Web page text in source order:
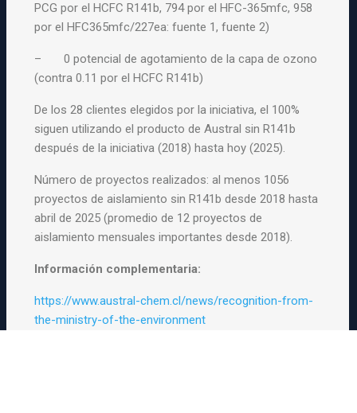
PCG por el HCFC R141b, 794 por el HFC-365mfc, 958
por el HFC365mfc/227ea: fuente 1, fuente 2)
– 0 potencial de agotamiento de la capa de ozono
(contra 0.11 por el HCFC R141b)
De los 28 clientes elegidos por la iniciativa, el 100%
siguen utilizando el producto de Austral sin R141b
después de la iniciativa (2018) hasta hoy (2025).
Número de proyectos realizados: al menos 1056
proyectos de aislamiento sin R141b desde 2018 hasta
abril de 2025 (promedio de 12 proyectos de
aislamiento mensuales importantes desde 2018).
Información complementaria:
https://www.austral-chem.cl/news/recognition-from-
the-ministry-of-the-environment